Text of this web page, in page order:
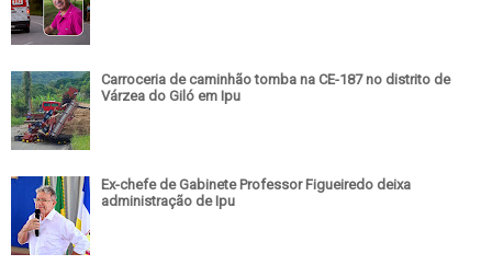
Carroceria de caminhão tomba na CE-187 no distrito de
Várzea do Giló em Ipu
Ex-chefe de Gabinete Professor Figueiredo deixa
administração de Ipu